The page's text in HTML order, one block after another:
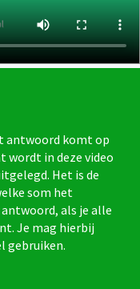
antwoord komt op
wordt in deze video
Het is de
som het
als je alle
Je mag hierbij
gebruiken.